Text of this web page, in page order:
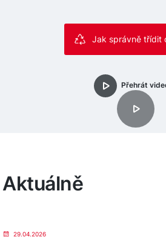
Jak správně třídit
Přehrát
Aktuálně
29.04.2026